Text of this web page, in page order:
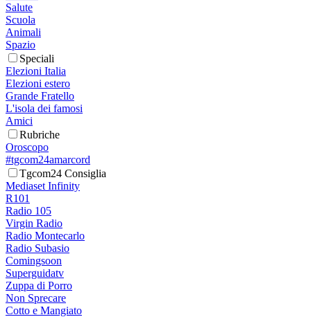
Salute
Scuola
Animali
Spazio
Speciali
Elezioni Italia
Elezioni estero
Grande Fratello
L'isola dei famosi
Amici
Rubriche
Oroscopo
#tgcom24amarcord
Tgcom24 Consiglia
Mediaset Infinity
R101
Radio 105
Virgin Radio
Radio Montecarlo
Radio Subasio
Comingsoon
Superguidatv
Zuppa di Porro
Non Sprecare
Cotto e Mangiato